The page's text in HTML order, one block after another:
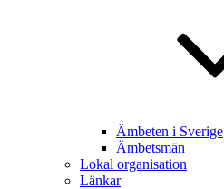
Ämbeten i Sverige
Ämbetsmän
Lokal organisation
Länkar